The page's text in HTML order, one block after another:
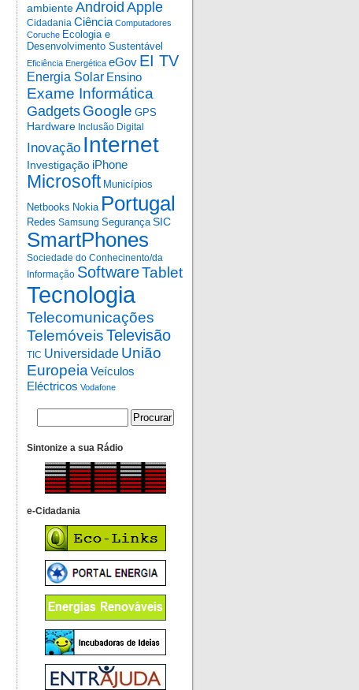
ambienteAndroid Apple
Cidadania Ciência Computadores
Coruche Ecologia e
Desenvolvimento Sustentável
Eficiência Energética eGov EI TV
Energia Solar Ensino
Exame Informática
Gadgets Google GPS
Hardware Inclusão Digital
Inovação Internet
Investigação iPhone
Microsoft Municípios
Netbooks Nokia Portugal
Redes Samsung Segurança SIC
SmartPhones
Sociedade do Conhecinento/da
Informação SoftwareTablet
Tecnologia
Telecomunicações
TelemóveisTelevisão
TIC Universidade União
Europeia Veículos
Eléctricos Vodafone
Sintonize a sua Rádio
e-Cidadania